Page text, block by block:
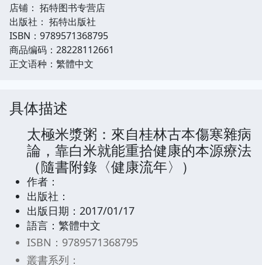
店铺： 拓特图书专营店
出版社： 拓特出版社
ISBN：9789571368795
商品编码：28228112661
正文语种：繁體中文
具体描述
太極米漿粥：來自桂林古本傷寒雜病
論，靠白米就能重拾健康的本源療法
（隨書附錄〈健康流年〉）
作者：
出版社：
出版日期：2017/01/17
語言：繁體中文
ISBN：9789571368795
叢書系列：